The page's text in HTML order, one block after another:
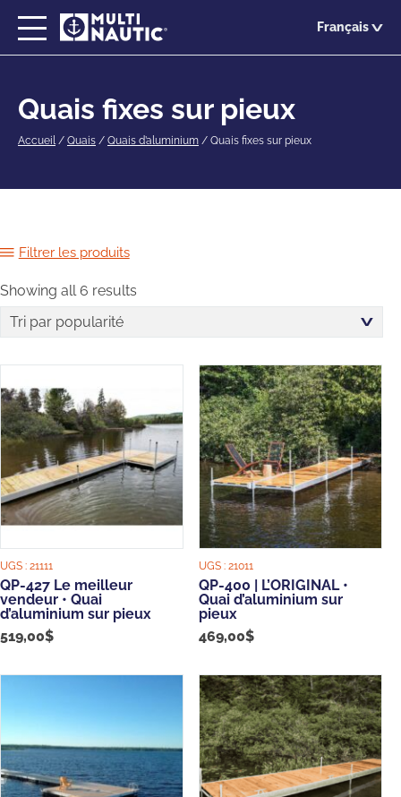
Français
Quais fixes sur pieux
Accueil/ Quais / Quais d’aluminium / Quais fixes sur pieux
Filtrer les produits
Showing all 6 results
popularity
UGS : 21111
QP-427 Le meilleur
vendeur • Quai
d’aluminium sur pieux
519,00$
UGS :21011
QP-400 | L’ORIGINAL •
Quai d’aluminium sur
pieux
469,00$